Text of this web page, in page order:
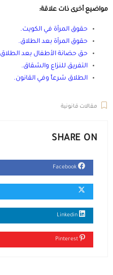
مواضيع أخرى ذات علاقة:
حقوق المرأة في الكويت.
حقوق المرأة بعد الطلاق.
حق حضانة الأطفال بعد الطلاق
التفريق للنزاع والشقاق.
الطلاق شرعاً وفي القانون.
مقالات قانونية
SHARE ON